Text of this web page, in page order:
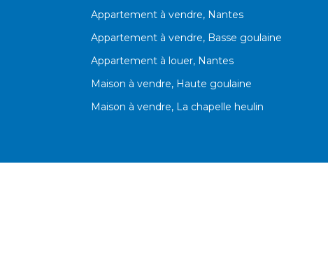
Appartement à vendre, Nantes
Appartement à vendre, Basse goulaine
Appartement à louer, Nantes
Maison à vendre, Haute goulaine
Maison à vendre, La chapelle heulin